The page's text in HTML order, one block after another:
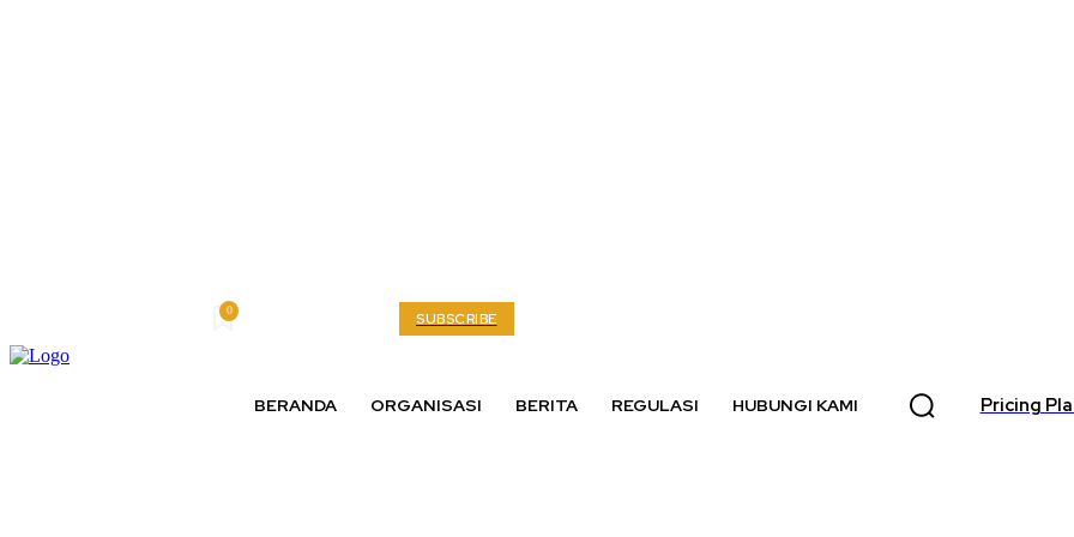
0 SUBSCRIBE
BERANDA ORGANISASI BERITA REGULASI HUBUNGI KAMI Pricing